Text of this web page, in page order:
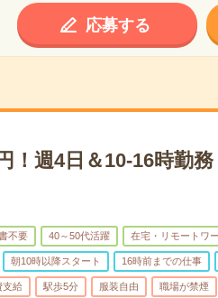
応募する
！週4日＆10-16時勤
不要 40～50代活躍 在宅・リモートワ
朝10時以降スタート 16時前までの仕事
支給 駅歩5分 服装自由 職場が禁煙